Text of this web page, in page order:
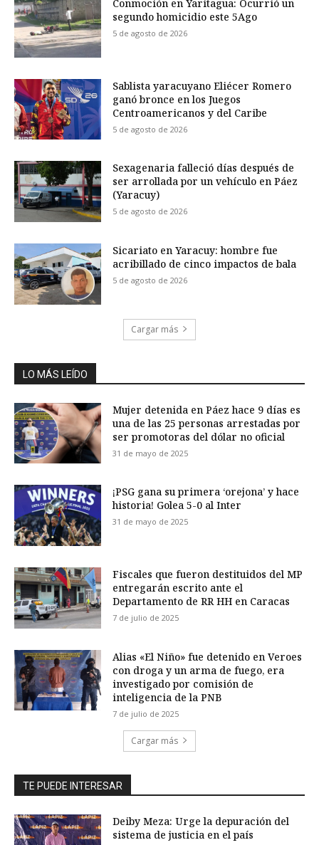
Conmoción en Yaritagua: Ocurrió un
segundo homicidio este 5Ago
5 de agosto de 2026
Sablista yaracuyano Eliécer Romero
ganó bronce en los Juegos
Centroamericanos y del Caribe
5 de agosto de 2026
Sexagenaria falleció días después de
ser arrollada por un vehículo en Páez
(Yaracuy)
5 de agosto de 2026
Sicariato en Yaracuy: hombre fue
acribillado de cinco impactos de bala
5 de agosto de 2026
Cargar más
LO MÁS LEÍDO
Mujer detenida en Páez hace 9 días es
una de las 25 personas arrestadas por
ser promotoras del dólar no oficial
31 de mayo de 2025
¡PSG gana su primera ‘orejona’ y hace
historia! Golea 5-0 al Inter
31 de mayo de 2025
Fiscales que fueron destituidos del MP
entregarán escrito ante el
Departamento de RR HH en Caracas
7 de julio de 2025
Alias «El Niño» fue detenido en Veroes
con droga y un arma de fuego, era
investigado por comisión de
inteligencia de la PNB
7 de julio de 2025
Cargar más
TE PUEDE INTERESAR
Deiby Meza: Urge la depuración del
sistema de justicia en el país